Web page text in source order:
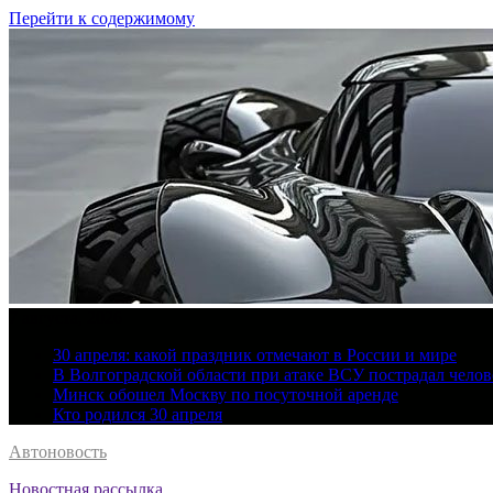
Перейти к содержимому
30 апреля: какой праздник отмечают в России и мире
В Волгоградской области при атаке ВСУ пострадал
Минск обошел Москву по посуточной аренде
Кто родился 30 апреля
Автоновость
Новостная рассылка